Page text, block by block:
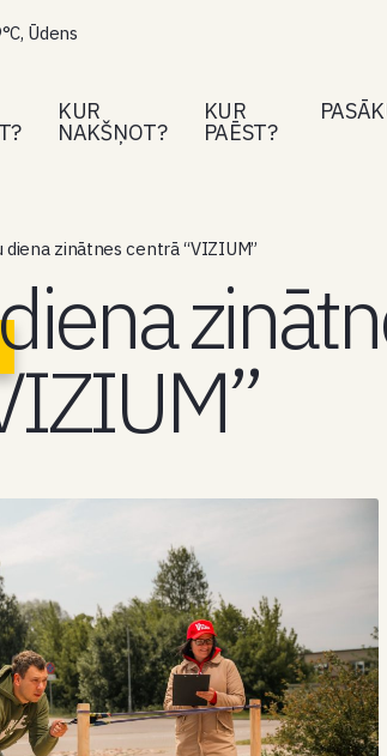
Ūdens
KUR
NAKŠŅOT?
KUR
PAĒST?
diena zinātnes centrā “VIZIUM”